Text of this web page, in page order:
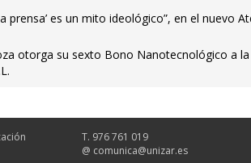
prensa’ es un mito ideológico”, en el nuevo
otorga su sexto Bono Nanotecnológico a la
T. 976 761 019
@ comunica@unizar.es